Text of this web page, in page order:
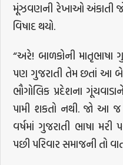
મૂંઝવણની રેખાઓ અંકાતી
વિષાદ થયો.
“અરે! બાળકોની માતૃભાષા
પણ ગુજરાતી તેમ છતાં આ બે
ભૌગોલિક પ્રદેશના
પામી શકતો નથી. જો આ
વર્ષમાં ગુજરાતી ભાષા
પછી પરિવાર સમાજની તો